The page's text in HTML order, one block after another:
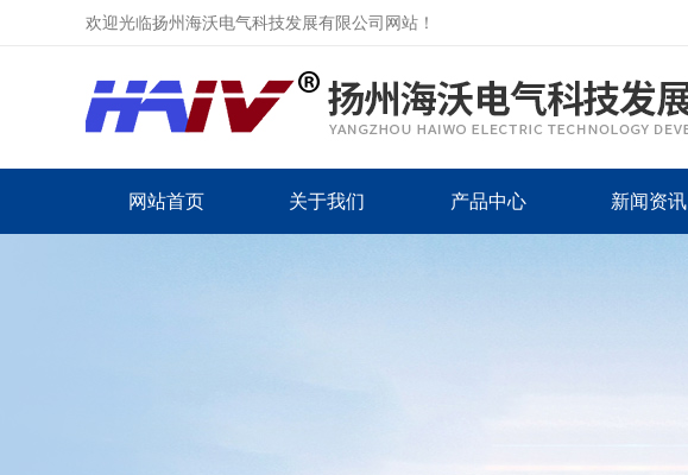
欢迎光临扬州海沃电气科技发展有限公司网站！
网站首页 关于我们 产品中心 新闻资讯